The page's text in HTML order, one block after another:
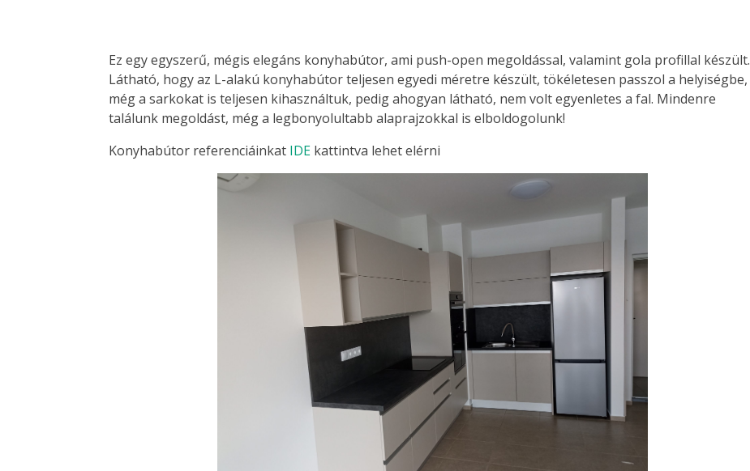
Ez egy egyszerű, mégis elegáns konyhabútor, ami push-open megoldással, valamint gola profillal készült.
Látható, hogy az L-alakú konyhabútor teljesen egyedi méretre készült, tökéletesen passzol a helyiségbe,
még a sarkokat is teljesen kihasználtuk, pedig ahogyan látható, nem volt egyenletes a fal. Mindenre
találunk megoldást, még a legbonyolultabb alaprajzokkal is elboldogolunk!
Konyhabútor referenciáinkat IDE kattintva lehet elérni